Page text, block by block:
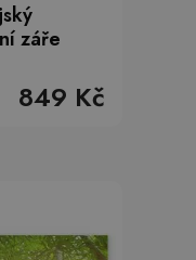
záře
849 Kč